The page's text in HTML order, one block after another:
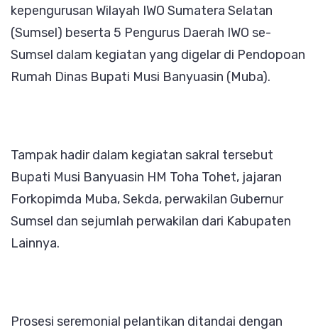
Sebagai
Kawasan
Tambang
Minyak
kepengurusan Wilayah IWO Sumatera Selatan
(Sumsel) beserta 5 Pengurus Daerah IWO se-
Sumsel dalam kegiatan yang digelar di Pendopoan
Rumah Dinas Bupati Musi Banyuasin (Muba).
Tampak hadir dalam kegiatan sakral tersebut
Bupati Musi Banyuasin HM Toha Tohet, jajaran
Forkopimda Muba, Sekda, perwakilan Gubernur
Sumsel dan sejumlah perwakilan dari Kabupaten
Lainnya.
Prosesi seremonial pelantikan ditandai dengan